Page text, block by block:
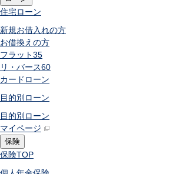
住宅ローン
新規お借入れの方
お借換えの方
フラット35
リ・バース60
カードローン
目的別ローン
目的別ローン
マイページ
保険
保険TOP